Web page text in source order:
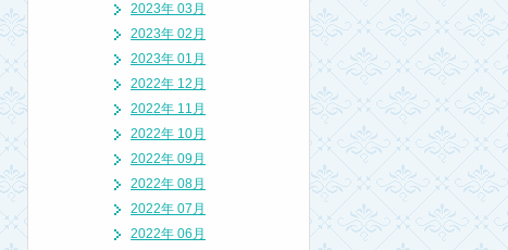
2023年 03月
2023年 02月
2023年 01月
2022年 12月
2022年 11月
2022年 10月
2022年 09月
2022年 08月
2022年 07月
2022年 06月